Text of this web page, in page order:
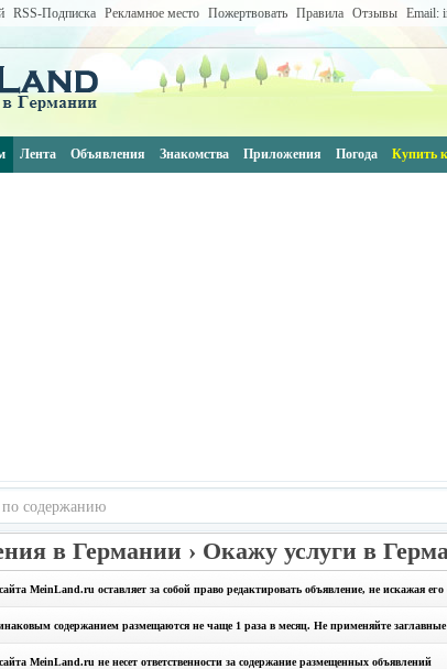
RSS-Подписка Рекламное место Пожертвовать Правила Отзывы Email:
Лента Объявления Знакомства Приложения Погода Купить
в Германии › Окажу услуги в
MeinLand.ru оставляет за собой право редактировать объявление, не искажая
содержанием размещаются не чаще 1 раза в месяц. Не применяйте
MeinLand.ru не несет ответственности за содержание размещенных объявлений